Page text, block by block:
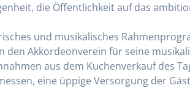
die Öffentlichkeit auf das
und musikalisches
den Akkordeonverein für seine
aus dem Kuchenverkauf des
eine üppige Versorgung der